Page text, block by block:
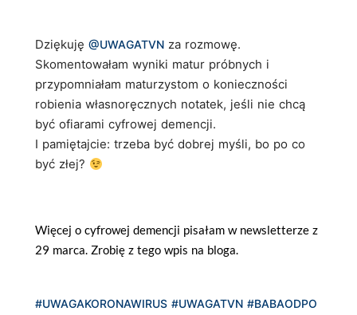
Dziękuję @UWAGATVNza rozmowę.
Skomentowałam wyniki matur próbnych i
przypomniałam maturzystom o konieczności
robienia własnoręcznych notatek, jeśli nie chcą
być ofiarami cyfrowej demencji.
I pamiętajcie: trzeba być dobrej myśli, bo po co
być złej?
Więcej o cyfrowej demencji pisałam w newsletterze z
29 marca. Zrobię z tego wpis na bloga.
#UWAGAKORONAWIRUS #UWAGATVN #BABAODPO